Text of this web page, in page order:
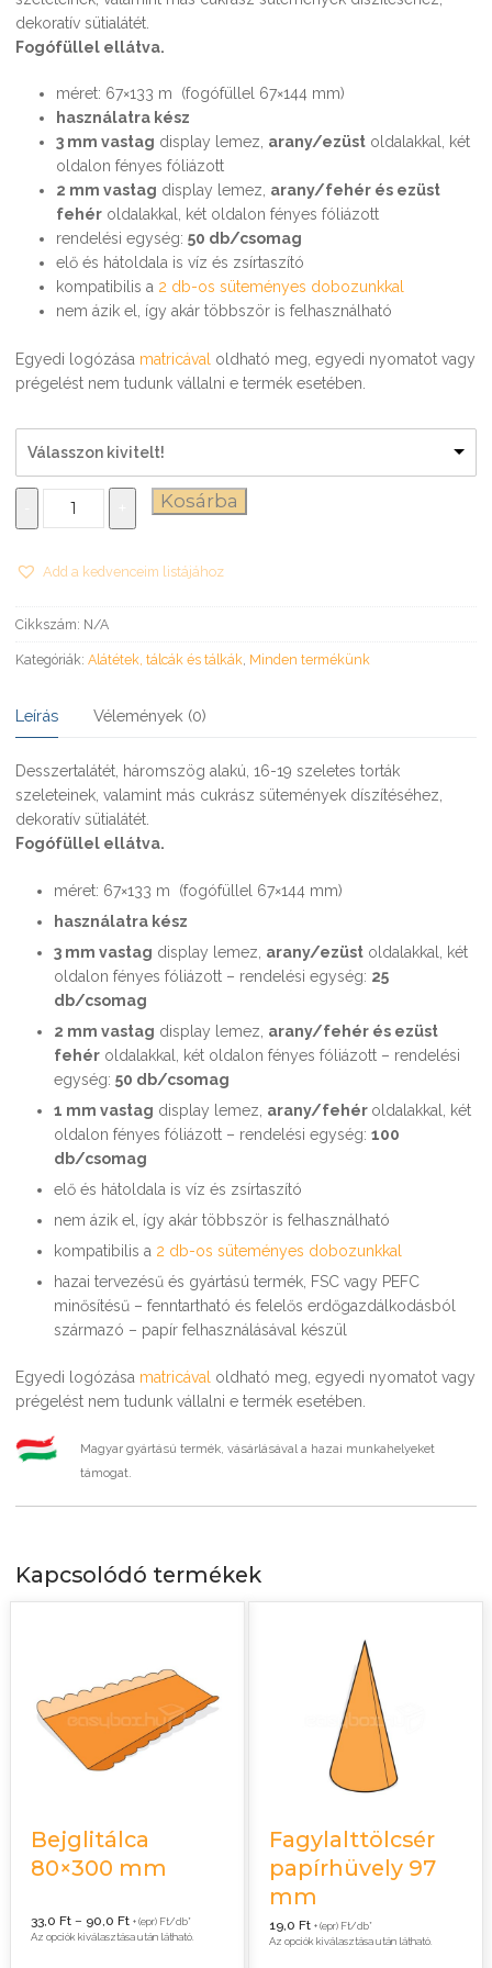
dekoratív sütialátét.
Fogófüllel ellátva.
méret: 67×133 m (fogófüllel 67×144 mm)
használatra kész
3 mm vastag display lemez, arany/ezüstoldalakkal, két
oldalon fényes fóliázott
2 mm vastag display lemez, arany/fehér és ezüst
fehéroldalakkal, két oldalon fényes fóliázott
rendelési egység: 50 db/csomag
elő és hátoldala is víz és zsírtaszító
kompatibilis a 2 db-os süteményes dobozunkkal
nem ázik el, így akár többször is felhasználható
Egyedi logózása matricával oldható meg, egyedi nyomatot vagy
prégelést nem tudunk vállalni e termék esetében.
Válasszon kivitelt!
Desszertalátét
67×133 mm
Kosárba
Add a kedvenceim listájához
Cikkszám: N/A
Kategóriák: Alátétek, tálcák és tálkák Minden termékünk
Leírás Vélemények (0)
Desszertalátét, háromszög alakú, 16-19 szeletes torták
szeleteinek, valamint más cukrász sütemények díszítéséhez,
dekoratív sütialátét.
Fogófüllel ellátva.
méret: 67×133 m (fogófüllel 67×144 mm)
használatra kész
3 mm vastag display lemez, arany/ezüst oldalakkal, két
oldalon fényes fóliázott – rendelési egység: 25
db/csomag
2 mm vastag display lemez, arany/fehér és ezüst
fehér oldalakkal, két oldalon fényes fóliázott – rendelési
egység: 50 db/csomag
1 mm vastag display lemez, arany/fehér oldalakkal, két
oldalon fényes fóliázott – rendelési egység: 100
db/csomag
elő és hátoldala is víz és zsírtaszító
nem ázik el, így akár többször is felhasználható
kompatibilis a 2 db-os süteményes dobozunkkal
hazai tervezésű és gyártású termék, FSC vagy PEFC
minősítésű – fenntartható és felelős erdőgazdálkodásból
származó – papír felhasználásával készül
Egyedi logózása matricával oldható meg, egyedi nyomatot vagy
prégelést nem tudunk vállalni e termék esetében.
Magyar gyártású termék, vásárlásával a hazai munkahelyeket
támogat.
Kapcsolódó termékek
Bejglitálca
80×300 mm
33,0Ft – 90,0FtÁrtartomány:
33,0 Ft
-
+ (epr) Ft/db*
Az opciók kiválasztása után látható.
Fagylalttölcsér
papírhüvely 97
mm
19,0Ft + (epr) Ft/db*
Az opciók kiválasztása után látható.